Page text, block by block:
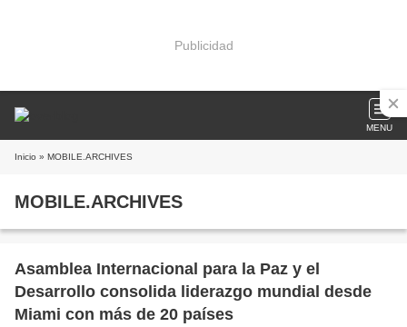
Publicidad
MENU
Inicio » MOBILE.ARCHIVES
MOBILE.ARCHIVES
Asamblea Internacional para la Paz y el
Desarrollo consolida liderazgo mundial desde
Miami con más de 20 países